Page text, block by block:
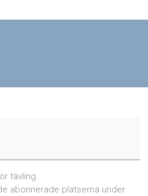
tävling.
abonnerade platserna under